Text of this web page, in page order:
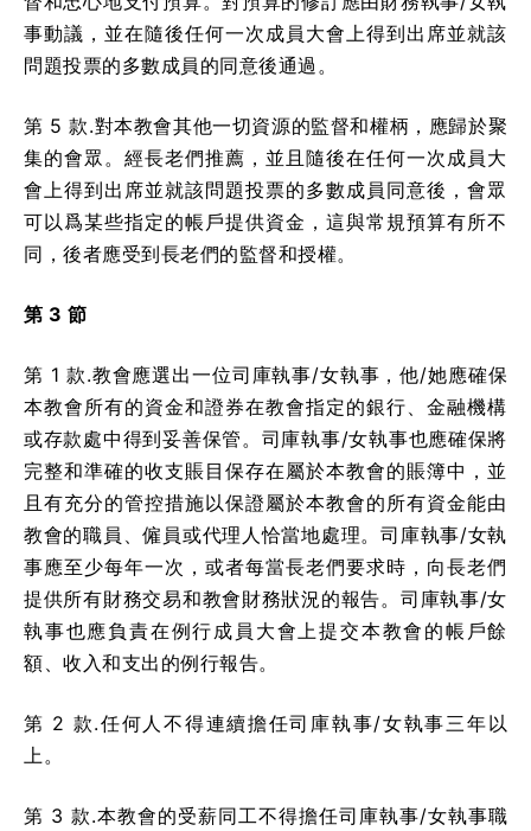
事動議，並在隨後任何一次成員大會上得到出席並就該
問題投票的多數成員的同意後通過。
第 5 款.對本教會其他一切資源的監督和權柄，應歸於聚
集的會眾。經長老們推薦，並且隨後在任何一次成員大
會上得到出席並就該問題投票的多數成員同意後，會眾
可以爲某些指定的帳戶提供資金，這與常規預算有所不
同，後者應受到長老們的監督和授權。
第 3 節
第 1 款.教會應選出一位司庫執事/女執事，他/她應確保
本教會所有的資金和證券在教會指定的銀行、金融機構
或存款處中得到妥善保管。司庫執事/女執事也應確保將
完整和準確的收支賬目保存在屬於本教會的賬簿中，並
且有充分的管控措施以保證屬於本教會的所有資金能由
教會的職員、僱員或代理人恰當地處理。司庫執事/女執
事應至少每年一次，或者每當長老們要求時，向長老們
提供所有財務交易和教會財務狀況的報告。司庫執事/女
執事也應負責在例行成員大會上提交本教會的帳戶餘
額、收入和支出的例行報告。
第 2 款.任何人不得連續擔任司庫執事/女執事三年以
上。
第 3 款.本教會的受薪同工不得擔任司庫執事/女執事職